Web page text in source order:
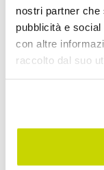
nostri partner che
pubblicità e
con altre
raccolto dal suo
Nur